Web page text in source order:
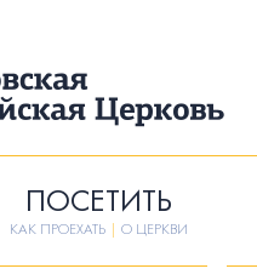
ПОСЕТИТЬ
КАК ПРОЕХАТЬ | О ЦЕРКВИ